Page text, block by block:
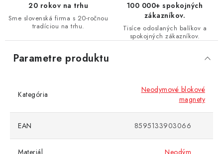
20 rokov na trhu
Sme slovenská firma s 20-ročnou
tradíciou na trhu.
100 000+ spokojných
zákazníkov.
Tisíce odoslaných balíkov a
spokojných zákazníkov.
Parametre produktu
Kategória
Neodymové blokové
magnety
EAN 8595133903066